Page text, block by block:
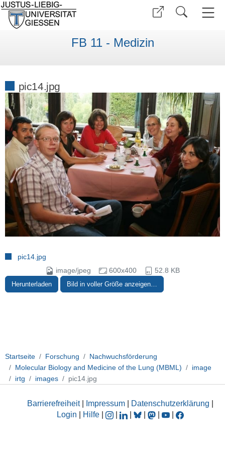
FB 11 - Medizin
pic14.jpg
pic14.jpg
image/jpeg
600x400 52.8 KB
Herunterladen Bild in voller Größe anzeigen…
Startseite Forschung
Nachwuchsförderung
Molecular Biology and Medicine of the Lung (MBML)
image
irtg
images pic14.jpg
Barrierefreiheit| Impressum Datenschutzerklärung
Login
Hilfe